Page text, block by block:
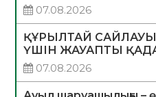
07.08.2026
ҚҰРЫЛТАЙ
ҮШІН ЖАУАПТЫ
07.08.2026